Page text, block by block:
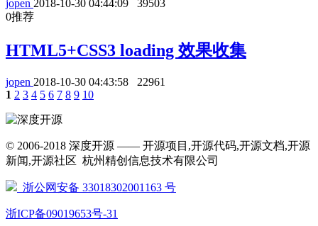
jopen 2018-10-30 04:44:09
39503
0推荐
HTML5+CSS3 loading 效果收集
jopen 2018-10-30 04:43:58
22961
1 2 3 4 5 6 7 8 9 10
© 2006-2018 深度开源 —— 开源项目,开源代码,开源文档,开源
新闻,开源社区 杭州精创信息技术有限公司
浙公网安备 33018302001163 号
浙ICP备09019653号-31